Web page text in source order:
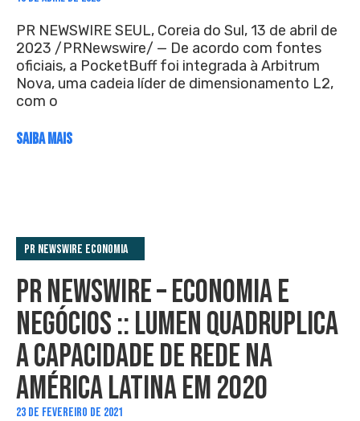
PR NEWSWIRE SEUL, Coreia do Sul, 13 de abril de
2023 /PRNewswire/ — De acordo com fontes
oficiais, a PocketBuff foi integrada à Arbitrum
Nova, uma cadeia líder de dimensionamento L2,
com o
SAIBA MAIS
PR Newswire Economia
PR NEWSWIRE – ECONOMIA E
NEGÓCIOS :: LUMEN QUADRUPLICA
A CAPACIDADE DE REDE NA
AMÉRICA LATINA EM 2020
23 DE FEVEREIRO DE 2021